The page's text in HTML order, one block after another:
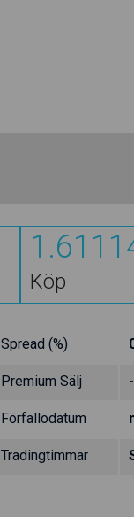
Köp
Spread (%)
Premium Sälj
Förfallodatum
Tradingtimmar